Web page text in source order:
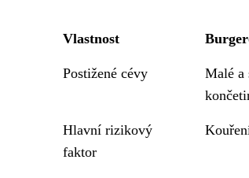
Vlastnost
Postižené cévy
Malé a
Hlavní rizikový
faktor